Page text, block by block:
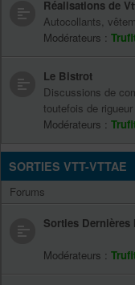
Réalisations de
Autocollants,
Modérateurs :
Le Bistrot
Discussions de
toutefois de rigueur
Modérateurs :
SORTIES VTT-VTTAE
Forums
Sorties Dernières
Modérateurs :